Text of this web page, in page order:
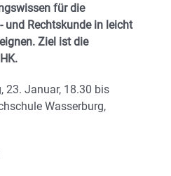
für die
und Rechtskunde in leicht
Ziel ist die
23. Januar, 18.30 bis
Wasserburg,